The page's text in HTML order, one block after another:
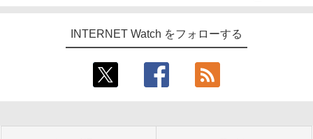
INTERNET Watch をフォローする